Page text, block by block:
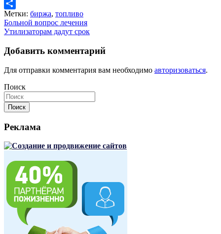
LiveJournal
Отправить
Метки: биржа, топливо
Навигация
по
записям
Больной вопрос лечения
Утилизаторам дадут срок
Добавить комментарий
Для отправки комментария вам необходимо авторизоваться.
Поиск
Поиск
Реклама